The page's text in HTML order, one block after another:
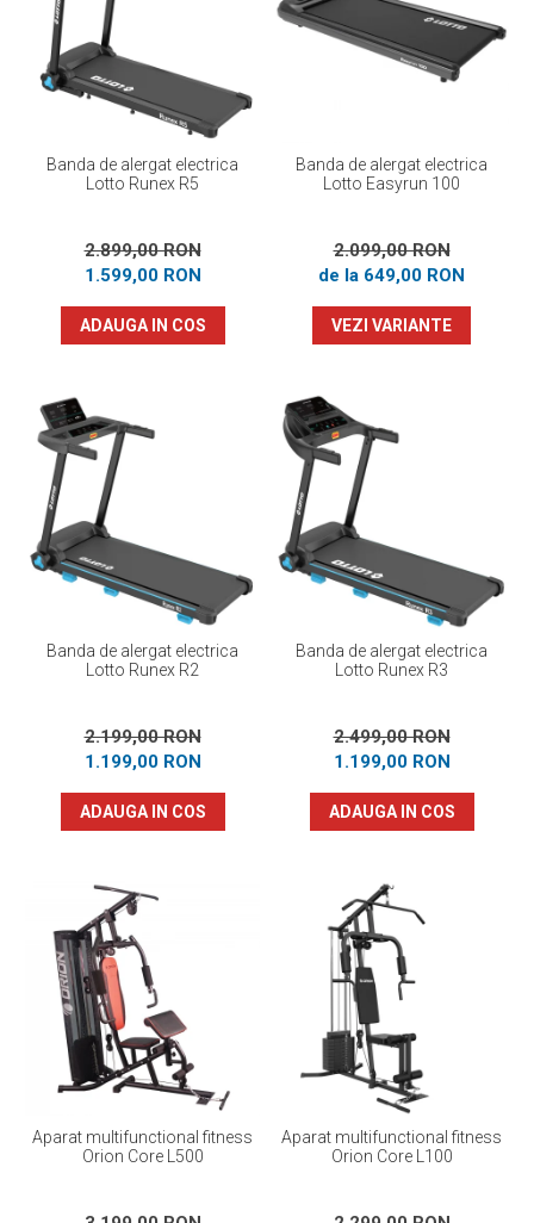
Banda de alergat electrica
Lotto Runex R5
2.899,00 RON
1.599,00 RON
ADAUGA IN COS
Banda de alergat electrica
Lotto Easyrun 100
2.099,00 RON
de la 649,00 RON
VEZI VARIANTE
Banda de alergat electrica
Lotto Runex R2
2.199,00 RON
1.199,00 RON
ADAUGA IN COS
Banda de alergat electrica
Lotto Runex R3
2.499,00 RON
1.199,00 RON
ADAUGA IN COS
Aparat multifunctional fitness
Orion Core L500
Aparat multifunctional fitness
Orion Core L100